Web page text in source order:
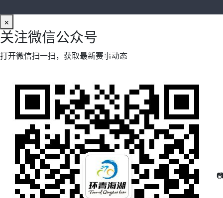
×
关注微信公众号
打开微信扫一扫，获取最新赛事动态